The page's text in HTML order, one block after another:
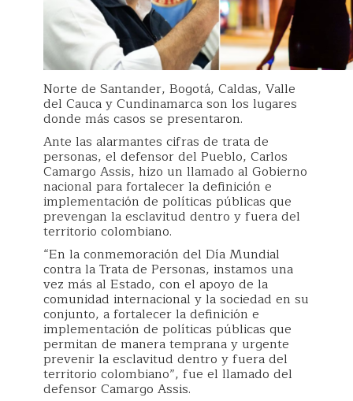
Norte de Santander, Bogotá, Caldas, Valle
del Cauca y Cundinamarca son los lugares
donde más casos se presentaron.
Ante las alarmantes cifras de trata de
personas, el defensor del Pueblo, Carlos
Camargo Assis, hizo un llamado al Gobierno
nacional para fortalecer la definición e
implementación de políticas públicas que
prevengan la esclavitud dentro y fuera del
territorio colombiano.
“En la conmemoración del Día Mundial
contra la Trata de Personas, instamos una
vez más al Estado, con el apoyo de la
comunidad internacional y la sociedad en su
conjunto, a fortalecer la definición e
implementación de políticas públicas que
permitan de manera temprana y urgente
prevenir la esclavitud dentro y fuera del
territorio colombiano”, fue el llamado del
defensor Camargo Assis.